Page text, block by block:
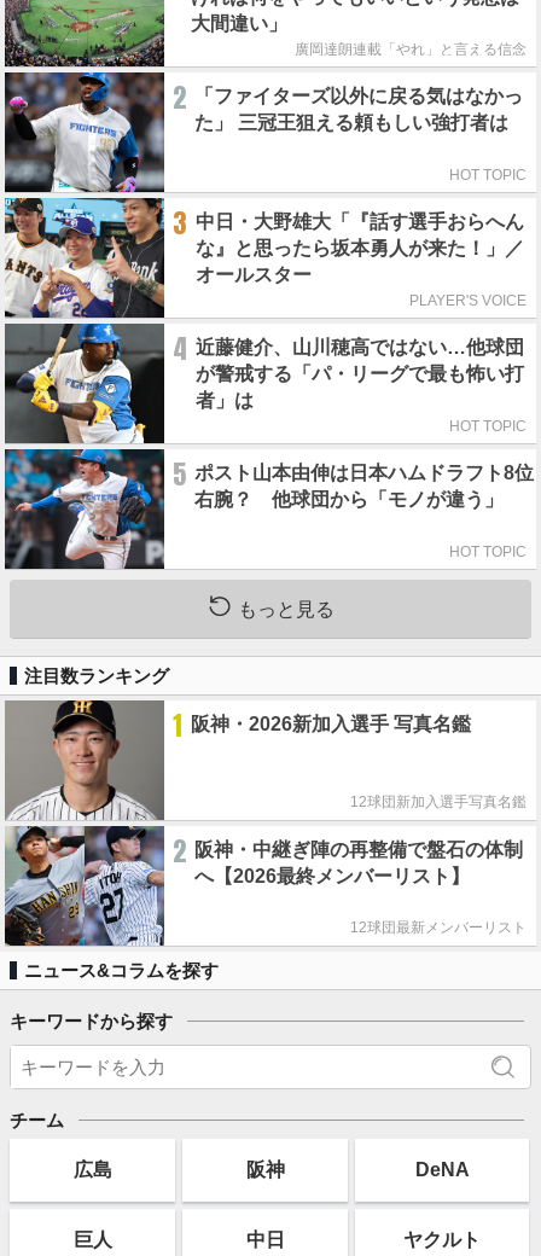
大間違い」
廣岡達朗連載「やれ」と言える信念
2
「ファイターズ以外に戻る気はなかっ
た」 三冠王狙える頼もしい強打者は
HOT TOPIC
3 中日・大野雄大「『話す選手おらへん
な』と思ったら坂本勇人が来た！」／
オールスター
PLAYER'S VOICE
4 近藤健介、山川穂高ではない…他球団
が警戒する「パ・リーグで最も怖い打
者」は
HOT TOPIC
5 ポスト山本由伸は日本ハムドラフト8位
右腕？ 他球団から「モノが違う」
HOT TOPIC
もっと見る
注目数ランキング
1 阪神・2026新加入選手 写真名鑑
12球団新加入選手写真名鑑
2 阪神・中継ぎ陣の再整備で盤石の体制
へ【2026最終メンバーリスト】
12球団最新メンバーリスト
ニュース&コラムを探す
キーワードから探す
チーム
広島 阪神 DeNA
巨人 中日 ヤクルト